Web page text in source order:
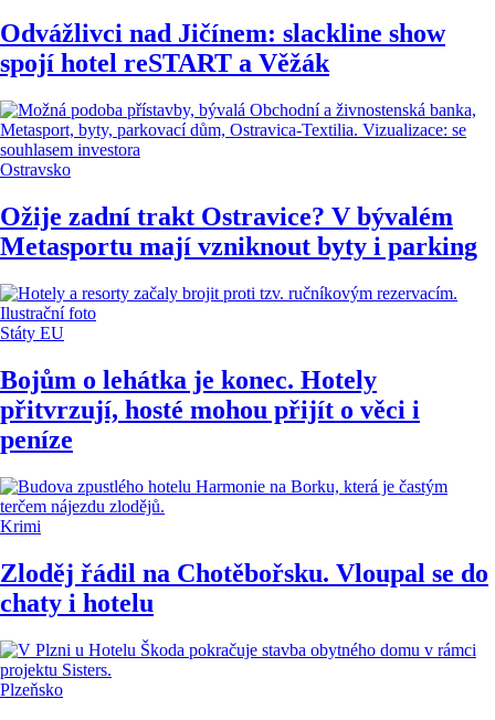
Odvážlivci nad Jičínem: slackline show
spojí hotel reSTART a Věžák
Ostravsko
Ožije zadní trakt Ostravice? V bývalém
Metasportu mají vzniknout byty i parking
Státy EU
Bojům o lehátka je konec. Hotely
přitvrzují, hosté mohou přijít o věci i
peníze
Krimi
Zloděj řádil na Chotěbořsku. Vloupal se do
chaty i hotelu
Plzeňsko